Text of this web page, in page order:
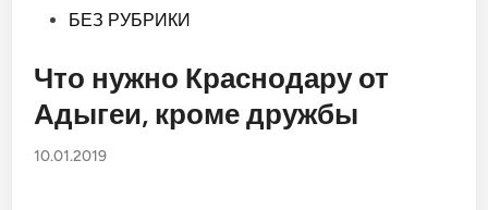
Опубликовано
БЕЗ РУБРИКИ
Что нужно Краснодару от
Адыгеи, кроме дружбы
10.01.2019